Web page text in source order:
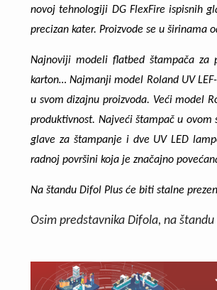
novoj tehnologiji DG FlexFire ispisnih
precizan kater. Proizvode se u širinama
Najnoviji modeli flatbed štampača za
karton… Najmanji model Roland UV
u svom dizajnu proizvoda. Veći model
produktivnost. Najveći štampač u ovom
glave za štampanje i dve UV LED
radnoj površini koja je značajno
Na štandu Difol Plus će biti stalne
Osim predstavnika Difola, na